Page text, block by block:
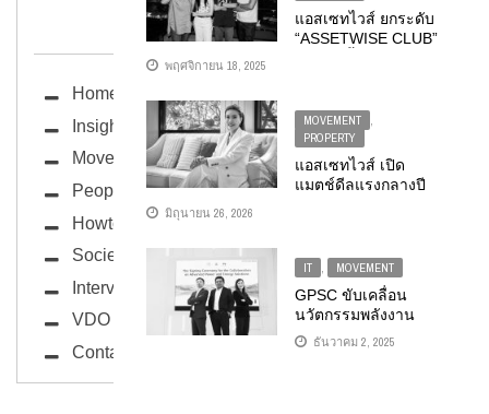
แอสเซทไวส์ ยกระดับ
“ASSETWISE CLUB”
TOGETHER” ชวน
พันธมิตรร้านค้าไทย
ร่วมเติบโตไปด้วยกัน
พฤศจิกายน 18, 2025
MOVEMENT
,
PROPERTY
แอสเซทไวส์ เปิด
แมตช์ดีลแรงกลางปี
บ้านและคอนโด มอบ
ส่วนลดสูงสุด 10 ลบ.
พร้อมลุ้นบินฟรีเที่ยว
โตเกียว** วันที่ 2 ...
มิถุนายน 26, 2026
IT MOVEMENT
GPSC ขับเคลื่อน
นวัตกรรมพลังงาน
สะอาด ผ่านความร่วม
ธันวาคม 2, 2025
BUG ซอกแซก
Home
Insight
Movement
People
Howto
Society
Interview
VDO
Contact